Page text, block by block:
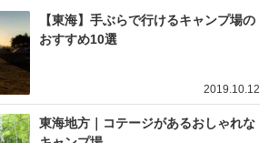
【東海】手ぶらで行けるキャンプ場の
おすすめ10選
2019.10.12
東海地方｜コテージがあるおしゃれな